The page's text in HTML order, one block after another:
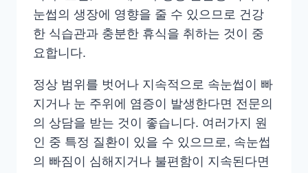
눈썹의 생장에 영향을 줄 수 있으므로 건강
한 식습관과 충분한 휴식을 취하는 것이 중
요합니다.
정상 범위를 벗어나 지속적으로 속눈썹이 빠
지거나 눈 주위에 염증이 발생한다면 전문의
의 상담을 받는 것이 좋습니다. 여러가지 원
인 중 특정 질환이 있을 수 있으므로, 속눈썹
의 빠짐이 심해지거나 불편함이 지속된다면